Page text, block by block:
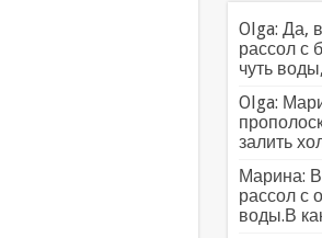
Olga: Да,
рассол с
чуть
Olga:
залить
Марина:
рассол с
воды.В